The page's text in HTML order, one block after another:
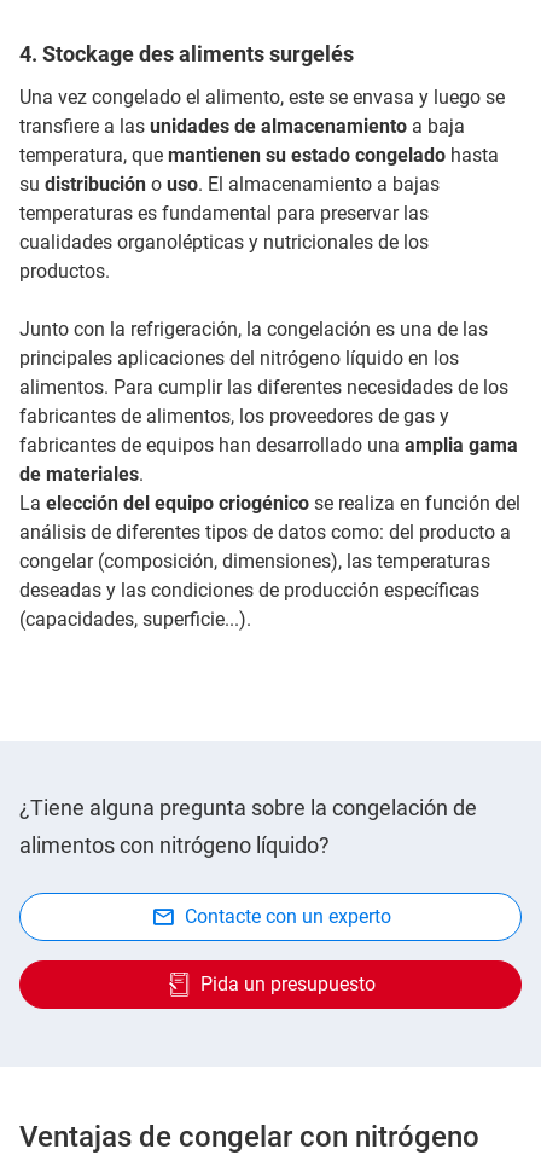
4. Stockage des aliments surgelés
Una vez congelado el alimento, este se envasa y luego se
transfiere a las unidades de almacenamiento a baja
temperatura, que mantienen su estado congelado hasta
su distribución o uso. El almacenamiento a bajas
temperaturas es fundamental para preservar las
cualidades organolépticas y nutricionales de los
productos.
Junto con la refrigeración, la congelación es una de las
principales aplicaciones del nitrógeno líquido en los
alimentos. Para cumplir las diferentes necesidades de los
fabricantes de alimentos, los proveedores de gas y
fabricantes de equipos han desarrollado una amplia gama
de materiales.
La elección del equipo criogénico se realiza en función del
análisis de diferentes tipos de datos como: del producto a
congelar (composición, dimensiones), las temperaturas
deseadas y las condiciones de producción específicas
(capacidades, superficie...).
¿Tiene alguna pregunta sobre la congelación de
alimentos con nitrógeno líquido?
Contacte con un experto
Pida un presupuesto
Ventajas de congelar con nitrógeno